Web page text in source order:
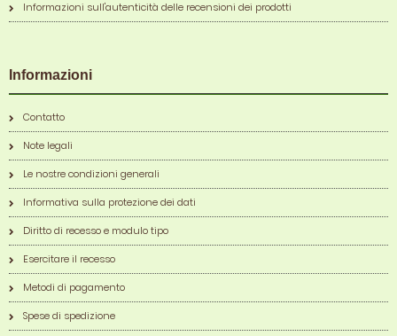
Informazioni sull'autenticità delle recensioni dei prodotti
Informazioni
Contatto
Note legali
Le nostre condizioni generali
Informativa sulla protezione dei dati
Diritto di recesso e modulo tipo
Esercitare il recesso
Metodi di pagamento
Spese di spedizione